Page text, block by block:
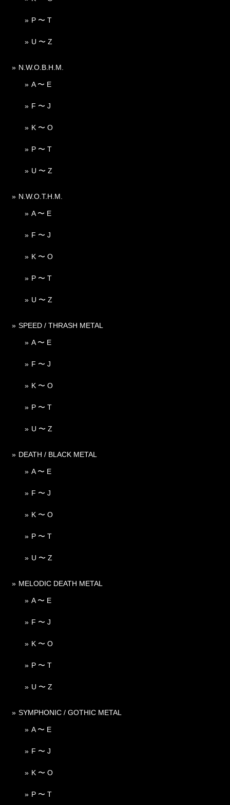
P 〜 T
U 〜 Z
N.W.O.B.H.M.
A 〜 E
F 〜 J
K 〜 O
P 〜 T
U 〜 Z
N.W.O.T.H.M.
A 〜 E
F 〜 J
K 〜 O
P 〜 T
U 〜 Z
SPEED / THRASH METAL
A 〜 E
F 〜 J
K 〜 O
P 〜 T
U 〜 Z
DEATH / BLACK METAL
A 〜 E
F 〜 J
K 〜 O
P 〜 T
U 〜 Z
MELODIC DEATH METAL
A 〜 E
F 〜 J
K 〜 O
P 〜 T
U 〜 Z
SYMPHONIC / GOTHIC METAL
A 〜 E
F 〜 J
K 〜 O
P 〜 T